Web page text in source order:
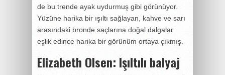
de bu trende ayak uydurmuş gibi görünüyor.
Yüzüne harika bir ışıltı sağlayan, kahve ve sarı
arasındaki bronde saçlarına doğal dalgalar
eşlik edince harika bir görünüm ortaya çıkmış.
Elizabeth Olsen: Işıltılı balyaj